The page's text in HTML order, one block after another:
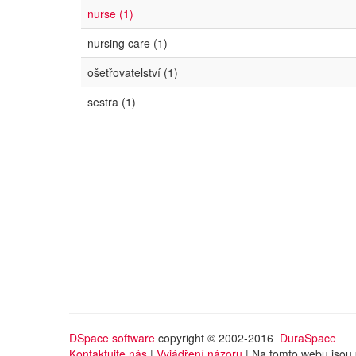
nurse (1)
nursing care (1)
ošetřovatelství (1)
sestra (1)
DSpace software copyright © 2002-2016 DuraSpace